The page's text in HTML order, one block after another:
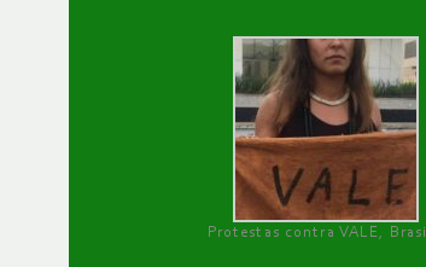
Protestas contra VALE, Brasil